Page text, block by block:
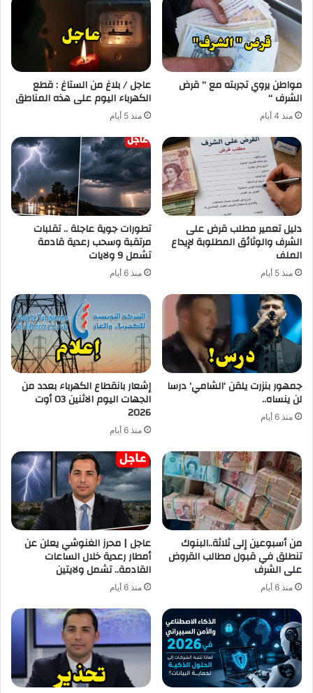
مواطن يروي تجربته مع ” قرض
الشرف “
منذ 4 أيام
عاجل / بلاغ من الستاغ : قطع
الكهرباء اليوم على هذه المناطق
منذ 5 أيام
دليل تعمير مطلب قرض على
الشرف والوثائق المطلوبة لإيداع
الملف
منذ 5 أيام
تطورات جوية عاجلة .. تقلبات
مرتقبة وسحب رعدية قادمة
تشمل 9 ولايات
منذ 6 أيام
جمهور بنزرت يلقن ‘الشامي’ درسا
لن ينساه..
منذ 6 أيام
إشعار بانقطاع الكهرباء بعدد من
الجهات اليوم الاثنين 03 أوت
2026
منذ 6 أيام
من أسبوعين إلى ثلاثة..البنوك
تنطلق في قبول مطالب القروض
على الشرف
منذ 6 أيام
عاجل | محرز الغنوشي يعلن عن
أمطار رعدية خلال الساعات
القادمة.. تشمل ولايتين
منذ 6 أيام